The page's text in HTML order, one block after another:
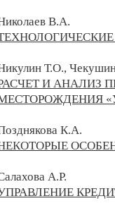
В.А.
Т.О.,
И АНАЛИЗ
К.А.
А.Р.